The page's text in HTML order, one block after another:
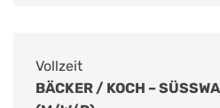
Vollzeit
BÄCKER / KOCH –